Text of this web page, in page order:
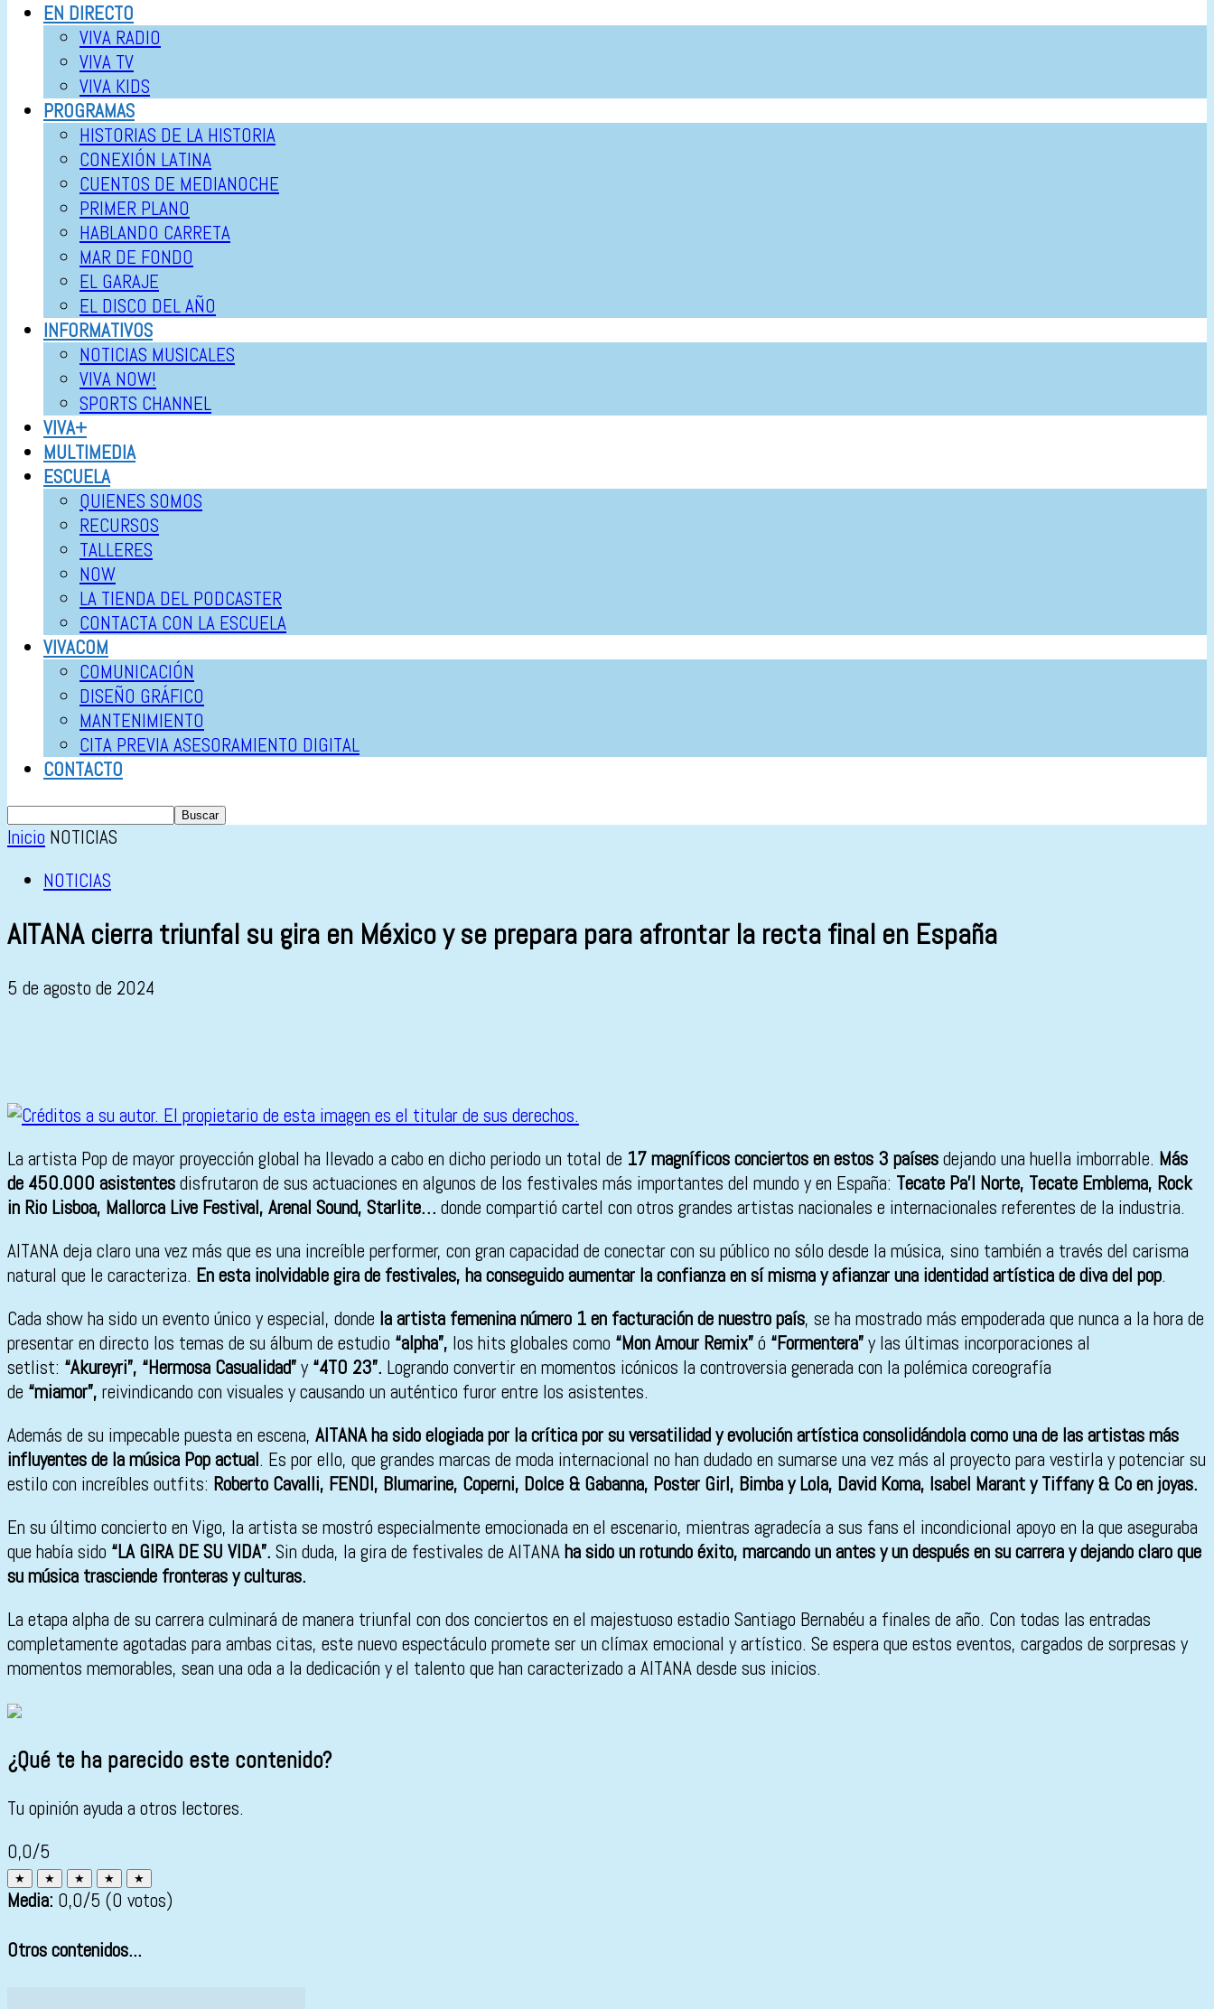
EN DIRECTO
VIVA RADIO
VIVA TV
VIVA KIDS
PROGRAMAS
HISTORIAS DE LA HISTORIA
CONEXIÓN LATINA
CUENTOS DE MEDIANOCHE
PRIMER PLANO
HABLANDO CARRETA
MAR DE FONDO
EL GARAJE
EL DISCO DEL AÑO
INFORMATIVOS
NOTICIAS MUSICALES
VIVA NOW!
SPORTS CHANNEL
VIVA+
MULTIMEDIA
ESCUELA
QUIENES SOMOS
RECURSOS
TALLERES
NOW
LA TIENDA DEL PODCASTER
CONTACTA CON LA ESCUELA
VIVACOM
COMUNICACIÓN
DISEÑO GRÁFICO
MANTENIMIENTO
CITA PREVIA ASESORAMIENTO DIGITAL
CONTACTO
Inicio NOTICIAS
NOTICIAS
AITANA cierra triunfal su gira en México y se prepara para afrontar la recta final en España
5 de agosto de 2024
La artista Pop de mayor proyección global ha llevado a cabo en dicho periodo un total de 17 magníficos conciertos en estos 3 paísesdejando una huella imborrable. Más
de 450.000 asistentesdisfrutaron de sus actuaciones en algunos de los festivales más importantes del mundo y en España: Tecate Pa’l Norte, Tecate Emblema, Rock
in Rio Lisboa, Mallorca Live Festival, Arenal Sound, Starlite… donde compartió cartel con otros grandes artistas nacionales e internacionales referentes de la industria.
AITANA deja claro una vez más que es una increíble performer, con gran capacidad de conectar con su público no sólo desde la música, sino también a través del carisma
natural que le caracteriza. En esta inolvidable gira de festivales, ha conseguido aumentar la confianza en sí misma y afianzar una identidad artística de diva del pop.
Cada show ha sido un evento único y especial, donde la artista femenina número 1en facturación de nuestro país, se ha mostrado más empoderada que nunca a la hora de
presentar en directo los temas de su álbum de estudio “alpha”, los hits globales como “Mon Amour Remix”ó “Formentera”y las últimas incorporaciones al
setlist: “Akureyri”, “Hermosa Casualidad”y“4TO 23”. Logrando convertir en momentos icónicos la controversia generada con la polémica coreografía
de “miamor”, reivindicando con visuales y causando un auténtico furor entre los asistentes.
Además de su impecable puesta en escena, AITANA ha sido elogiada por la crítica por su versatilidad y evolución artística consolidándola como una de las artistas más
influyentes de la música Pop actual. Es por ello, que grandes marcas de moda internacional no han dudado en sumarse una vez más al proyecto para vestirla y potenciar su
estilo con increíbles outfits: Roberto Cavalli, FENDI, Blumarine, Coperni, Dolce & Gabanna, Poster Girl, Bimba y Lola, David Koma, Isabel Marant y Tiffany & Co en joyas.
En su último concierto en Vigo, la artista se mostró especialmente emocionada en el escenario, mientras agradecía a sus fans el incondicional apoyo en la que aseguraba
que había sido “LA GIRA DE SU VIDA”. Sin duda, la gira de festivales de AITANAha sido un rotundo éxito, marcando un antes y un después en su carrera y dejando claro que
su música trasciende fronteras y culturas.
La etapa alpha de su carrera culminará de manera triunfal con dos conciertos en el majestuoso estadio Santiago Bernabéu a finales de año. Con todas las entradas
completamente agotadas para ambas citas, este nuevo espectáculo promete ser un clímax emocional y artístico. Se espera que estos eventos, cargados de sorpresas y
momentos memorables, sean una oda a la dedicación y el talento que han caracterizado a AITANA desde sus inicios.
¿Qué te ha parecido este contenido?
Tu opinión ayuda a otros lectores.
0,0/5
★ ★ ★ ★ ★
Media: 0,0/5 (0 votos)
Otros contenidos...